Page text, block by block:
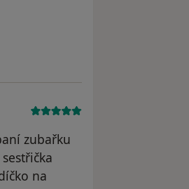
zubařku
na